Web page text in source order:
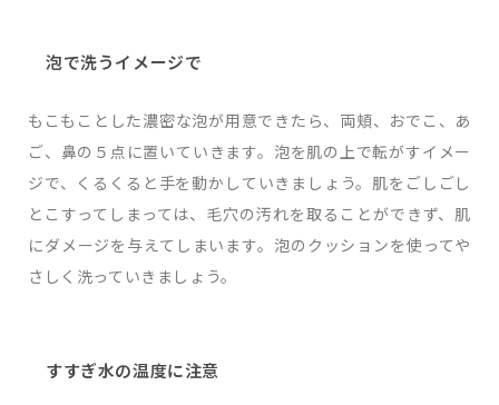
泡で洗うイメージで
もこもことした濃密な泡が用意できたら、両頬、おでこ、あ
ご、鼻の５点に置いていきます。泡を肌の上で転がすイメー
ジで、くるくると手を動かしていきましょう。肌をごしごし
とこすってしまっては、毛穴の汚れを取ることができず、肌
にダメージを与えてしまいます。泡のクッションを使ってや
さしく洗っていきましょう。
すすぎ水の温度に注意